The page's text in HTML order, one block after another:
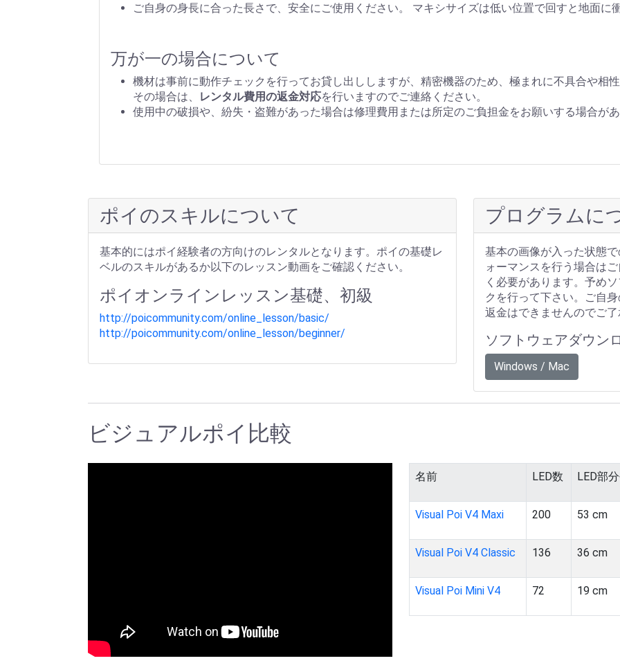
ご自身の身長に合った長さで、安全にご使用ください。 マキシサイズは低い位置で回すと地面に
万が一の場合について
機材は事前に動作チェックを行ってお貸し出ししますが、精密機器のため、極まれに不具合や相
その場合は、
レンタル費用の返金対応を行いますのでご連絡ください。
使用中の破損や、紛失・盗難があった場合は修理費用または所定のご負担金をお願いする場合があ
ポイのスキルについて
基本的にはポイ経験者の方向けのレンタルとなります。ポイの基礎レ
ベルのスキルがあるか以下のレッスン動画をご確認ください。
ポイオンラインレッスン基礎、初級
http://poicommunity.com/online_lesson/basic/
http://poicommunity.com/online_lesson/beginner/
プログラムに
基本の画像が入った状態
ォーマンスを行う場合は
く必要があります。予め
クを行って下さい。ご自
返金はできませんのでご了
ソフトウェアダウン
Windows / Mac
ビジュアルポイ比較
名前 LED数 LED部
Visual Poi V4 Maxi 200 53 cm
Visual Poi V4 Classic 136 36 cm
Visual Poi Mini V4 72 19 cm